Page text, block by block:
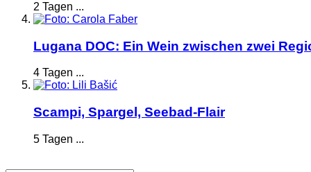
2 Tagen ...
Lugana DOC: Ein Wein zwischen zwei
4 Tagen ...
Scampi, Spargel, Seebad-Flair
5 Tagen ...